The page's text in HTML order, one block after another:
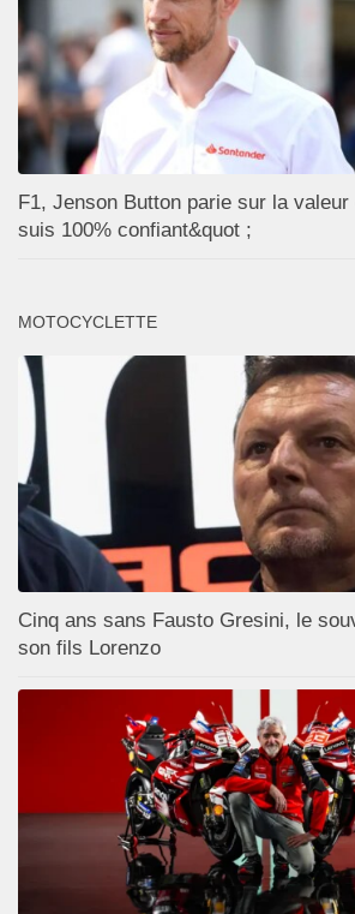
F1, Jenson Button parie sur la
suis 100% confiant&quot ;
MOTOCYCLETTE
Cinq ans sans Fausto Gresini, le
son fils Lorenzo